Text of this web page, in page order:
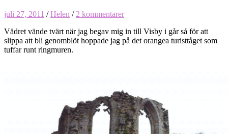
juli 27, 2011 /Helen / 2 kommentarer
Vädret vände tvärt när jag begav mig in till Visby i går så för att
slippa att bli genomblöt hoppade jag på det orangea turisttåget som
tuffar runt ringmuren.